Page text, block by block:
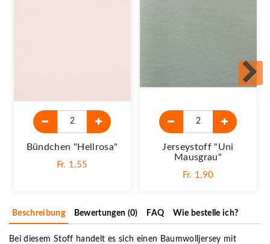
Bündchen "hellrosa"
Fr. 1,55
Jerseystoff "Uni
Mausgrau"
Fr. 1,90
Beschreibung Bewertungen (0) FAQ Wie bestelle ich?
Bei diesem Stoff handelt es sich einen Baumwolljersey mit